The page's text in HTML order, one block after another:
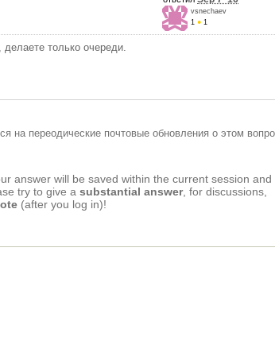
vsnechaev
1 ● 1
только очереди.
на переодические почтовые обновления о этом
answer will be saved within the current session and
try to give a substantial answer, for discussions,
(after you log in)!